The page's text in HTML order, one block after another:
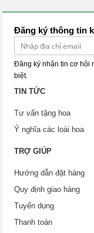
Đăng ký thông tin
Đăng ký nhận tin cơ hội
biệt.
TIN TỨC
Tư vấn tặng hoa
Ý nghĩa các loài hoa
TRỢ GIÚP
Hướng dẫn đặt hàng
Quy định giao hàng
Tuyển dụng
Thanh toán